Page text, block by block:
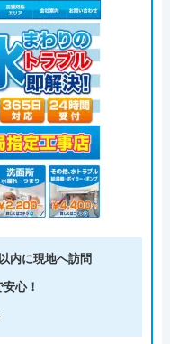
内に現地へ訪問
心！